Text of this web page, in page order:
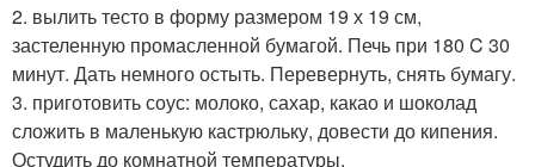
2. вылить тесто в форму размером 19 х 19 см,
застеленную промасленной бумагой. Печь при 180 C 30
минут. Дать немного остыть. Перевернуть, снять бумагу.
3. приготовить соус: молоко, сахар, какао и шоколад
сложить в маленькую кастрюльку, довести до кипения.
Остудить до комнатной температуры.